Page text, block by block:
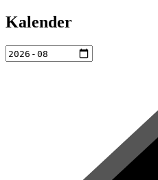
Kalender